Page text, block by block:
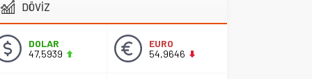
DÖVİZ
DOLAR
47,5939
EURO
54,9646